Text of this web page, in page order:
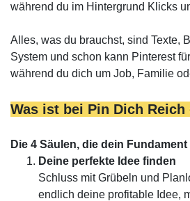
während du im Hintergrund Klicks
Alles, was du brauchst, sind Texte,
System und schon kann Pinterest
während du dich um Job, Familie
Was ist bei Pin Dich Reich
Die 4 Säulen, die dein
Deine perfekte Idee finden
Schluss mit Grübeln und
endlich deine profitable Idee,